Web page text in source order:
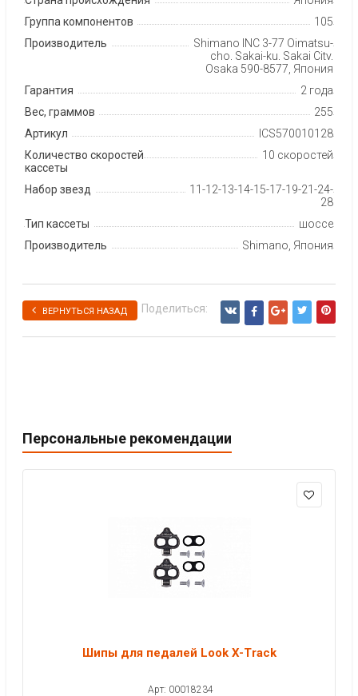
Группа компонентов
105
Производитель
Shimano INC 3-77 Oimatsu-
cho, Sakai-ku, Sakai City,
Osaka 590-8577, Япония
Гарантия
2 года
Вес, граммов
255
Артикул
ICS570010128
Количество скоростей
кассеты
10 скоростей
Набор звезд
11-12-13-14-15-17-19-21-24-
28
Тип кассеты
шоссе
Производитель
Shimano, Япония
ВЕРНУТЬСЯ НАЗАД Поделиться:
Персональные рекомендации
Шипы для педалей Look X-Track
Арт: 00018234